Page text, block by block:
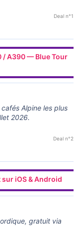
Deal n°1
/ A390 — Blue Tour
Alpine les plus
2026.
Deal n°2
iOS & Android
gratuit via